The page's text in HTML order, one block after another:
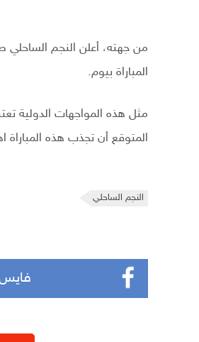
من جهته، أعلن النجم الساحلي
المباراة بيوم.
مثل هذه المواجهات الدولية
المتوقع أن تجذب هذه
النجم الساحلي